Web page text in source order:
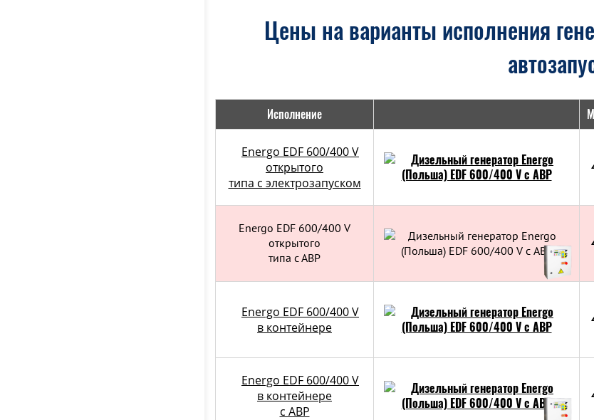
Цены на варианты исполнения
Исполнение
Energo EDF 600/400 V
открытого
типа с электрозапуском
Energo EDF 600/400 V
открытого
типа с АВР
Energo EDF 600/400 V
в контейнере
Energo EDF 600/400 V
в контейнере
c АВР